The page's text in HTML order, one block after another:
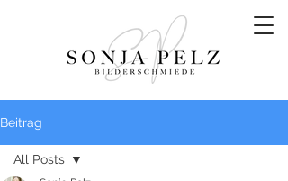
Beitrag
All Posts